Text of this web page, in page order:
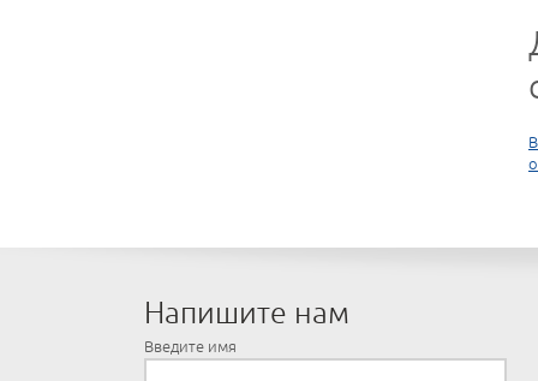
Напишите нам
Введите имя